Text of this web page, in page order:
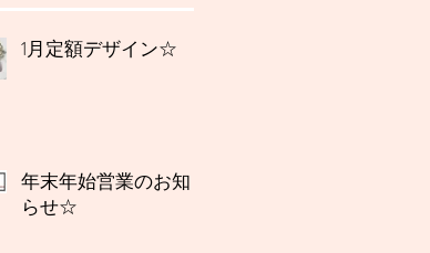
1月定額デザイン☆
年末年始営業のお知
らせ☆